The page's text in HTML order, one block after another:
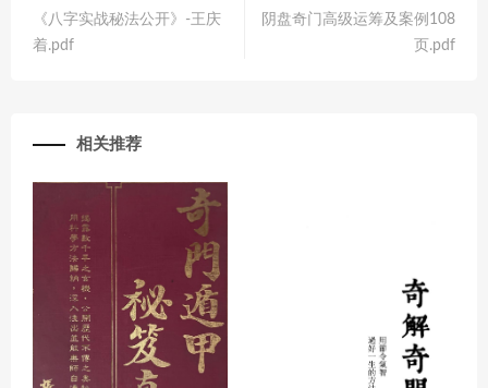
《八字实战秘法公开》-王庆
着.pdf
阴盘奇门高级运筹及案例108
页.pdf
相关推荐